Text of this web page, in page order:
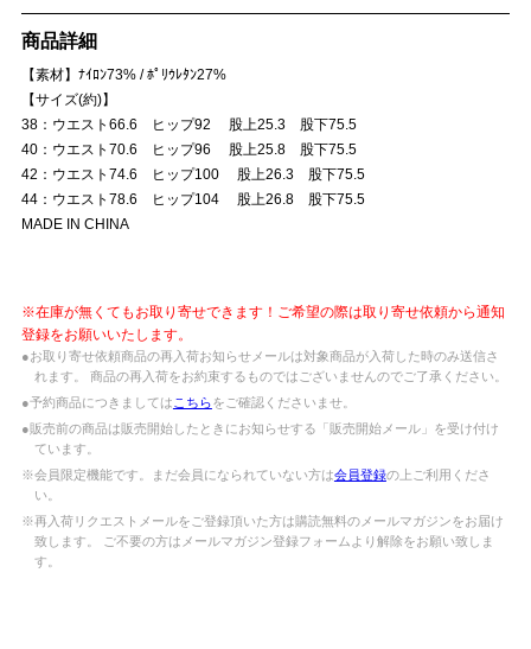
商品詳細
【素材】ﾅｲﾛﾝ73% / ﾎﾟﾘｳﾚﾀﾝ27%
【サイズ(約)】
38：ウエスト66.6 ヒップ92 股上25.3 股下75.5
40：ウエスト70.6 ヒップ96 股上25.8 股下75.5
42：ウエスト74.6 ヒップ100 股上26.3 股下75.5
44：ウエスト78.6 ヒップ104 股上26.8 股下75.5
MADE IN CHINA
※在庫が無くてもお取り寄せできます！ご希望の際は取り寄せ依頼から通知
登録をお願いいたします。
●お取り寄せ依頼商品の再入荷お知らせメールは対象商品が入荷した時のみ送信さ
れます。 商品の再入荷をお約束するものではございませんのでご了承ください。
●予約商品につきましては こちらをご確認くださいませ。
●販売前の商品は販売開始したときにお知らせする「販売開始メール」を受け付け
ています。
※会員限定機能です。まだ会員になられていない方は会員登録の上ご利用くださ
い。
※再入荷リクエストメールをご登録頂いた方は購読無料のメールマガジンをお届け
致します。 ご不要の方はメールマガジン登録フォームより解除をお願い致しま
す。